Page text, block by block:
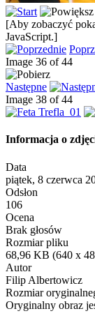
[Aby zobaczyć
JavaScript.]
Image 36 of 44
Następne
Image 38 of 44
Informacja o
Data
piątek, 8 czerwca
Odsłon
106
Ocena
Brak głosów
Rozmiar pliku
68,96 KB (640 x
Autor
Filip Albertowicz
Rozmiar
Oryginalny obraz